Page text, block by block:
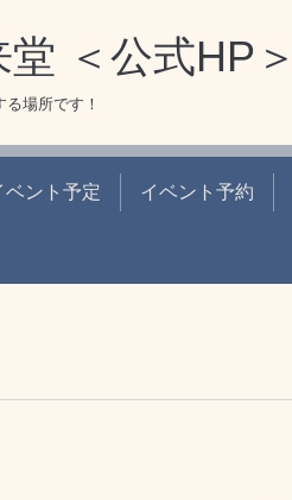
＜公式HP＞
場所です！
ベント予定 イベント予約